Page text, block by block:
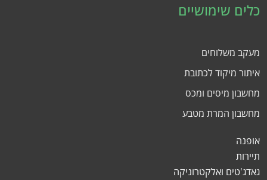
כלים שימושיים
מעקב משלוחים
איתור מיקוד לכתובת
מחשבון מיסים ומכס
מחשבון המרת מטבע
אופנה
תיירות
גאדג'טים ואלקטרוניקה